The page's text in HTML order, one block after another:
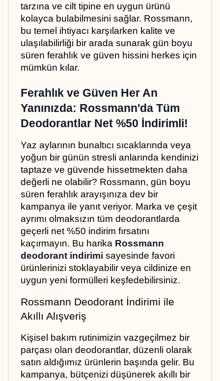
tarzına ve cilt tipine en uygun ürünü
kolayca bulabilmesini sağlar. Rossmann,
bu temel ihtiyacı karşılarken kalite ve
ulaşılabilirliği bir arada sunarak gün boyu
süren ferahlık ve güven hissini herkes için
mümkün kılar.
Ferahlık ve Güven Her An
Yanınızda: Rossmann'da Tüm
Deodorantlar Net %50 İndirimli!
Yaz aylarının bunaltıcı sıcaklarında veya
yoğun bir günün stresli anlarında kendinizi
taptaze ve güvende hissetmekten daha
değerli ne olabilir? Rossmann, gün boyu
süren ferahlık arayışınıza dev bir
kampanya ile yanıt veriyor. Marka ve çeşit
ayrımı olmaksızın tüm deodorantlarda
geçerli net %50 indirim fırsatını
kaçırmayın. Bu harika Rossmann
deodorant indirimi sayesinde favori
ürünlerinizi stoklayabilir veya cildinize en
uygun yeni formülleri keşfedebilirsiniz.
Rossmann Deodorant İndirimi ile
Akıllı Alışveriş
Kişisel bakım rutinimizin vazgeçilmez bir
parçası olan deodorantlar, düzenli olarak
satın aldığımız ürünlerin başında gelir. Bu
kampanya, bütçenizi düşünerek akıllı bir